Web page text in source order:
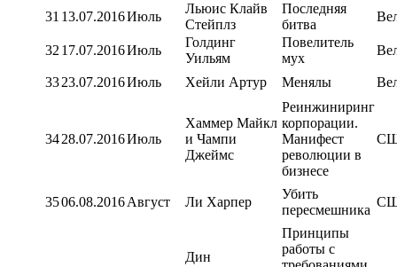
31 13.07.2016Июль
Льюис Клайв
Стейплз
Последняя
битва
32 17.07.2016Июль
Голдинг
Уильям
Повелитель
мух
3323.07.2016Июль Хейли Артур Менялы
3428.07.2016Июль
Хаммер Майкл
и Чампи
Джеймс
Реинжиниринг
корпорации.
Манифест
революции в
бизнесе
3506.08.2016Август Ли Харпер
Убить
пересмешника
Дин
Принципы
работы с